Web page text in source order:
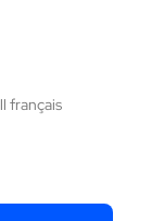
français